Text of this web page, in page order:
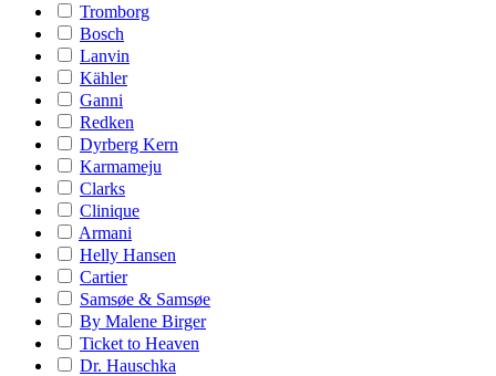
Tromborg
Bosch
Lanvin
Kähler
Ganni
Redken
Dyrberg Kern
Karmameju
Clarks
Clinique
Armani
Helly Hansen
Cartier
Samsøe & Samsøe
By Malene Birger
Ticket to Heaven
Dr. Hauschka